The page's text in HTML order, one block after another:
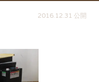
2016.12.31 公開